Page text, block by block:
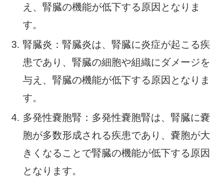
え、腎臓の機能が低下する原因となりま
す。
腎臓炎：腎臓炎は、腎臓に炎症が起こる疾
患であり、腎臓の細胞や組織にダメージを
与え、腎臓の機能が低下する原因となりま
す。
多発性嚢胞腎：多発性嚢胞腎は、腎臓に嚢
胞が多数形成される疾患であり、嚢胞が大
きくなることで腎臓の機能が低下する原因
となります。